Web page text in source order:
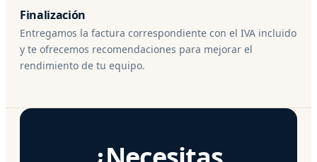
Finalización
Entregamos la factura correspondiente con el IVA incluido
y te ofrecemos recomendaciones para mejorar el
rendimiento de tu equipo.